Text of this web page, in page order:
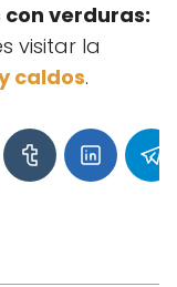
verduras:
visitar la
caldos.